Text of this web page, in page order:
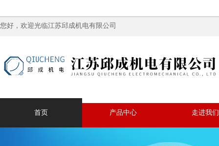
您好，欢迎光临江苏邱成机电有限公司
首页 产品中心 走进我们